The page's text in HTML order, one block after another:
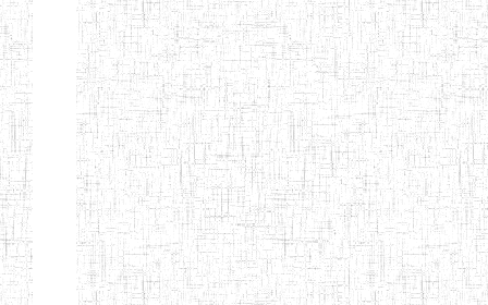
Chercher:
Effacer les filtres
Denomination
Type